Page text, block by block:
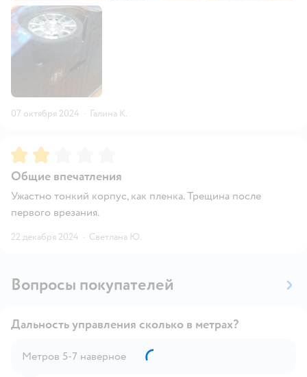
07 октября 2024 · Галина К.
Рейтинг:
Общие впечатления
Ужастно тонкий корпус, как пленка. Трещина после
первого врезания.
22 декабря 2024 · Светлана Ю.
Вопросы покупателей
Дальность управления сколько в метрах?
Метров 5-7 наверное